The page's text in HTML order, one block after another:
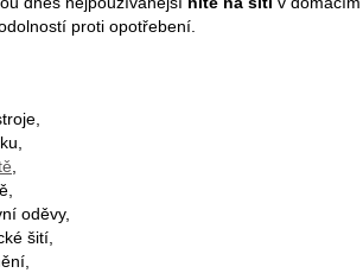
proti opotřebení.
,
oděvy,
šití,